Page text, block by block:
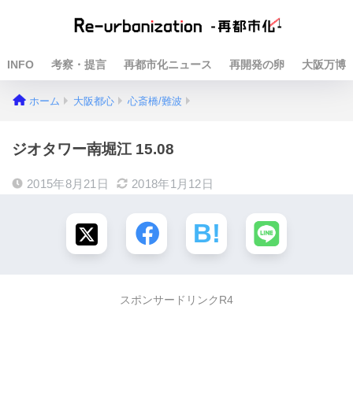
INFO 考察・提言 再都市化ニュース 再開発の卵 大阪万博
ホーム 大阪都心 心斎橋/難波
ジオタワー南堀江 15.08
2015年8月21日 2018年1月12日
スポンサードリンクR4